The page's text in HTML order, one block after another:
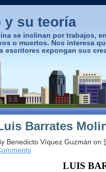
y su teoría
se inclinan por trabajos,
o muertos. Nos interesa
escritores expongan sus
Barrates
Benedicto Víquez Guzmán on
LUIS